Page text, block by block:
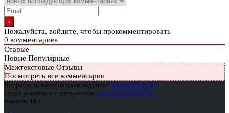
Пожалуйста, войдите, чтобы прокомментировать
0 комментариев
Старые
Новые Популярные
Межтекстовые Отзывы
Посмотреть все комментарии
Вопросы по материалам и подписке: support@glc.ru
Отдел рекламы и спецпроектов: yakovleva.a@glc.ru
Контент 18+